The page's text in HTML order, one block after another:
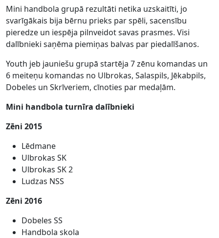
Mini handbola grupā rezultāti netika uzskaitīti, jo
svarīgākais bija bērnu prieks par spēli, sacensību
pieredze un iespēja pilnveidot savas prasmes. Visi
dalībnieki saņēma piemiņas balvas par piedalīšanos.
Youth jeb jauniešu grupā startēja 7 zēnu komandas un
6 meiteņu komandas no Ulbrokas, Salaspils, Jēkabpils,
Dobeles un Skrīveriem, cīnoties par medaļām.
Mini handbola turnīra dalībnieki
Zēni 2015
Lēdmane
Ulbrokas SK
Ulbrokas SK 2
Ludzas NSS
Zēni 2016
Dobeles SS
Handbola skola